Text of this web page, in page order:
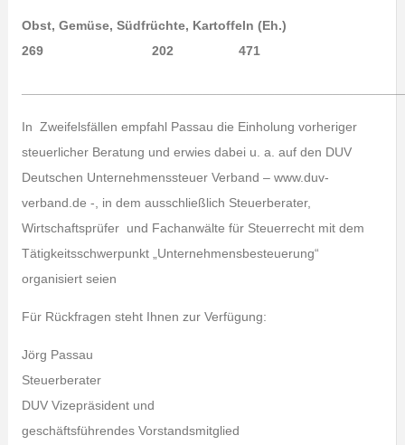
Obst, Gemüse, Südfrüchte, Kartoffeln (Eh.)
269 202 471
In Zweifelsfällen empfahl Passau die Einholung vorheriger
steuerlicher Beratung und erwies dabei u. a. auf den DUV
Deutschen Unternehmenssteuer Verband – www.duv-
verband.de -, in dem ausschließlich Steuerberater,
Wirtschaftsprüfer und Fachanwälte für Steuerrecht mit dem
Tätigkeitsschwerpunkt „Unternehmensbesteuerung“
organisiert seien
Für Rückfragen steht Ihnen zur Verfügung:
Jörg Passau
Steuerberater
DUV Vizepräsident und
geschäftsführendes Vorstandsmitglied